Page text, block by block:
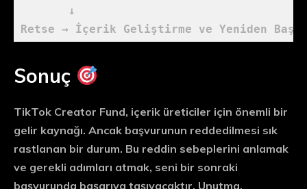
       ↓
Retse → İçerik Geliştirme ve Yeniden
Sonuç
TikTok Creator Fund, içerik üreticiler için önemli bir
gelir kaynağı. Ancak başvurunun reddedilmesi sık
rastlanan bir durum. Bu reddin sebeplerini anlamak
ve gerekli adımları atmak, seni bir sonraki
başvurunda başarıya taşıyacaktır. Unutma,